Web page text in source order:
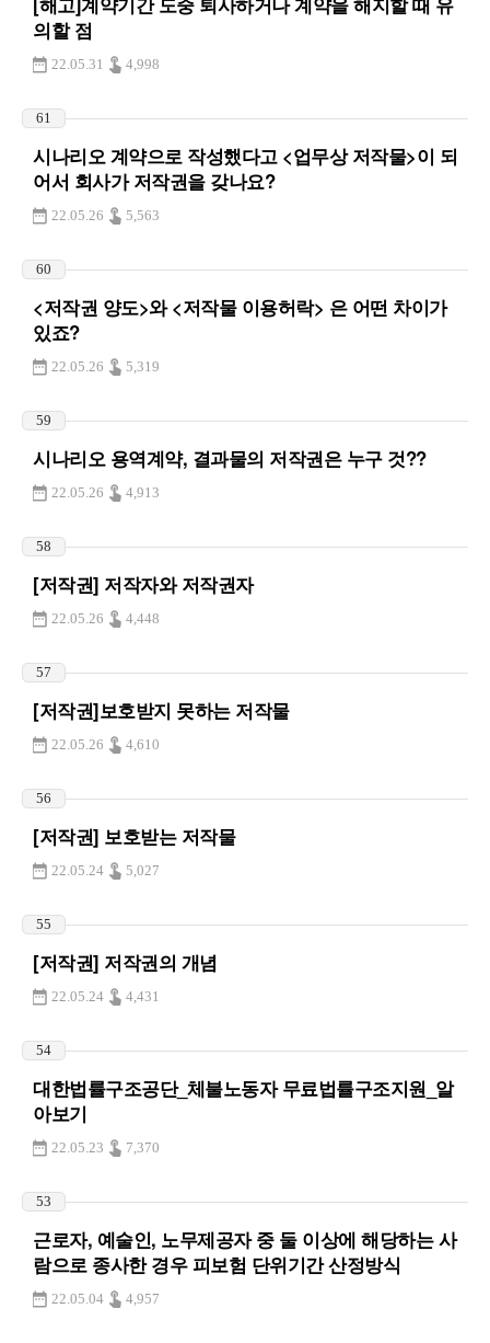
의할 점
22.05.31 4,998
61
시나리오 계약으로 작성했다고 <업무상 저작물>이 되
어서 회사가 저작권을 갖나요?
22.05.26 5,563
60
<저작권 양도>와 <저작물 이용허락> 은 어떤 차이가
있죠?
22.05.26 5,319
59
시나리오 용역계약, 결과물의 저작권은 누구 것??
22.05.26 4,913
58
[저작권] 저작자와 저작권자
22.05.26 4,448
57
[저작권]보호받지 못하는 저작물
22.05.26 4,610
56
[저작권] 보호받는 저작물
22.05.24 5,027
55
[저작권] 저작권의 개념
22.05.24 4,431
54
대한법률구조공단_체불노동자 무료법률구조지원_알
아보기
22.05.23 7,370
53
근로자, 예술인, 노무제공자 중 둘 이상에 해당하는 사
람으로 종사한 경우 피보험 단위기간 산정방식
22.05.04 4,957